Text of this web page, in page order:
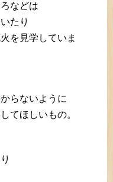
などは
たり
を見学していま
らないように
てほしいもの。